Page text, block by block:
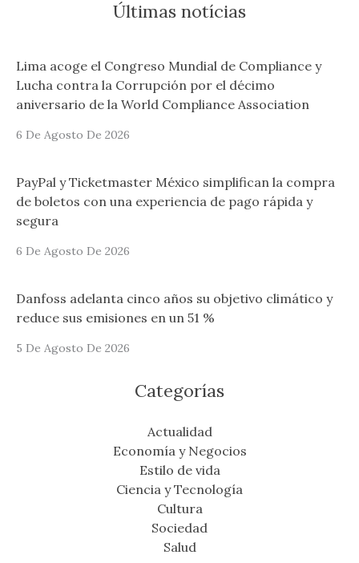
Últimas notícias
Lima acoge el Congreso Mundial de Compliance y
Lucha contra la Corrupción por el décimo
aniversario de la World Compliance Association
6 De Agosto De 2026
PayPal y Ticketmaster México simplifican la compra
de boletos con una experiencia de pago rápida y
segura
6 De Agosto De 2026
Danfoss adelanta cinco años su objetivo climático y
reduce sus emisiones en un 51 %
5 De Agosto De 2026
Categorías
Actualidad
Economía y Negocios
Estilo de vida
Ciencia y Tecnología
Cultura
Sociedad
Salud